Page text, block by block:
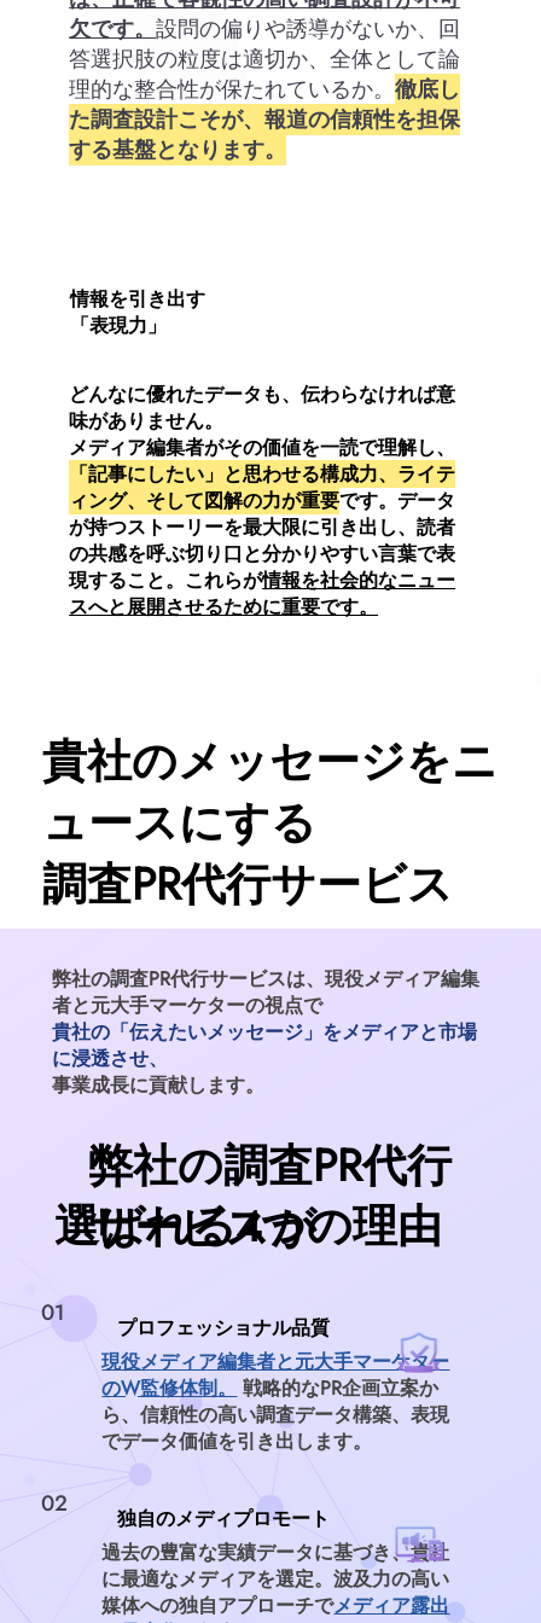
欠です。設問の偏りや誘導がないか、回
答選択肢の粒度は適切か、全体として論
理的な整合性が保たれているか。徹底し
た調査設計こそが、報道の信頼性を担保
する基盤となります。
どんなに優れたデータも、伝わらなければ意
味がありません。
メディア編集者がその価値を一読で理解し、
「記事にしたい」と思わせる構成力、ライテ
ィング、そして図解の力が重要です。データ
が持つストーリーを最大限に引き出し、読者
の共感を呼ぶ切り口と分かりやすい言葉で表
現すること。これらが情報を社会的なニュー
スへと展開させるために重要です。
情報を引き出す
​「表現力」
貴社のメッセージをニ
ュースにする
調査PR代行サービス
現役メディア編集者と元大手マーケター
のW監修体制。
戦略的なPR企画立案か
ら、信頼性の高い調査データ構築、表現
でデータ価値を引き出します。
プロフェッショナル品質
01
過去の豊富な実績データに基づき、貴社
に最適なメディアを選定。波及力の高い
媒体への独自アプローチでメディア露出
独自のメディプロモート
02
弊社の調査PR代行サービスは、現役メディア編集
者と元大手マーケターの視点で
貴社の「伝えたいメッセージ」をメディアと市場
に浸透させ、
事業成長に貢献します。
選ばれる４つの理由
​弊社の調査PR代行
サービスが